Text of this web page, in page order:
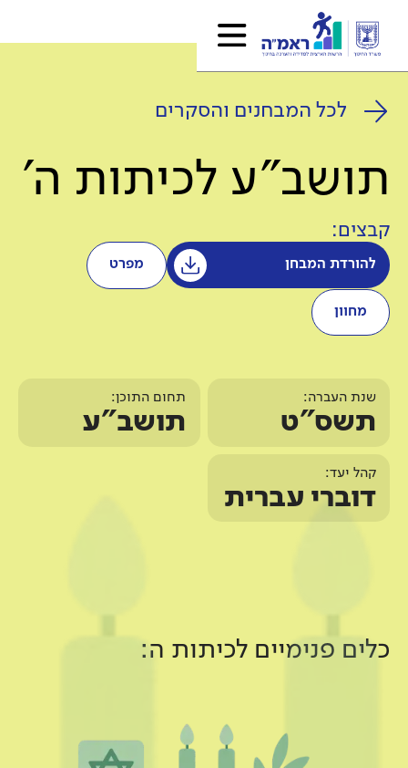
לכל המבחנים והסקרים
תושב"ע לכיתות ה'
קבצים:
להורדת המבחן מפרט
מחוון
שנת העברה:
תשס"ט
תחום התוכן:
תושב"ע
קהל יעד:
דוברי עברית
כלים פנימיים לכיתות ה: